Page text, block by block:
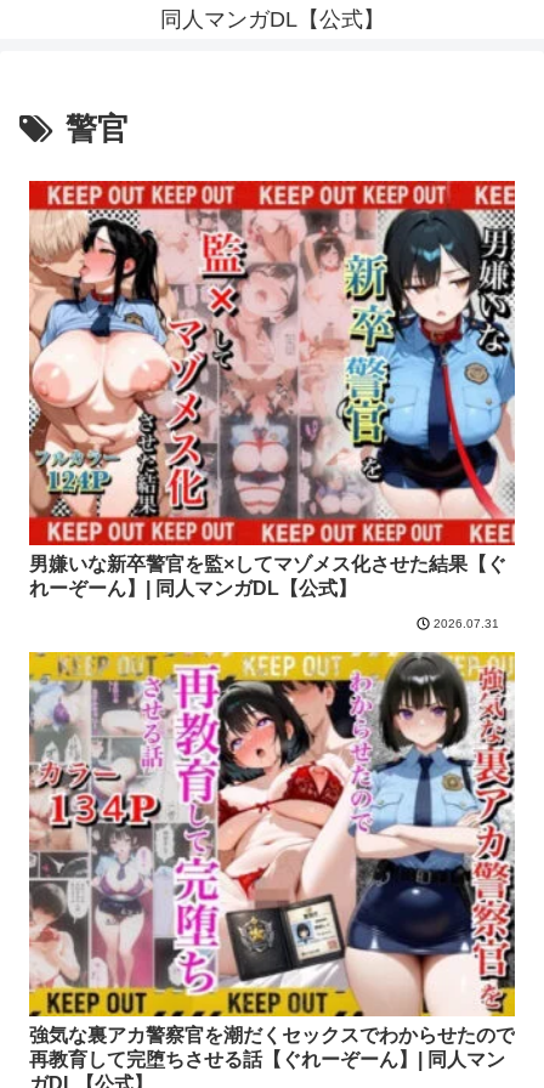
同人マンガDL【公式】
警官
男嫌いな新卒警官を監×してマゾメス化させた結果【ぐ
れーぞーん】| 同人マンガDL【公式】
2026.07.31
強気な裏アカ警察官を潮だくセックスでわからせたので
再教育して完堕ちさせる話【ぐれーぞーん】| 同人マン
ガDL【公式】